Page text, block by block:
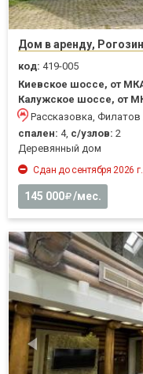
Дом в аренду,
код: 419-005
Киевское шоссе, от
Калужское шоссе, от
Рассказовка, Филатов
спален: 4, с/узлов: 2
Деревянный дом
Сдан до сентября 2026 г.
145 000 /мес.